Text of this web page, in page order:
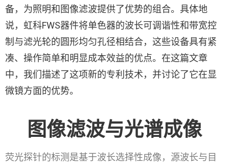
备，为照明和图像滤波提供了优势的组合。具体地
说，虹科FWS器件将单色器的波长可调谐性和带宽控
制与滤光轮的圆形均匀孔径相结合，这些设备具有紧
凑、操作简单和明显成本效益的优点。在这篇文章
中，我们描述了这项新的专利技术，并讨论了它在显
微镜方面的优势。
图像滤波与光谱成像
荧光探针的标测是基于波长选择性成像，源波长与目